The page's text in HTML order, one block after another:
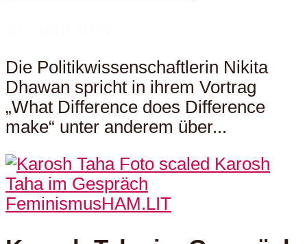
Die Politikwissenschaftlerin Nikita
Dhawan spricht in ihrem Vortrag
„What Difference does Difference
make“ unter anderem über...
FeminismusHAM.LIT